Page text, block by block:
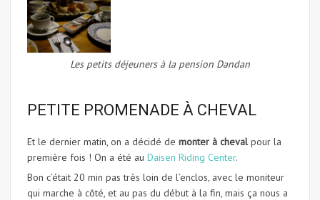
Les petits déjeuners à la pension Dandan
PETITE PROMENADE À CHEVAL
Et le dernier matin, on a décidé de monter à cheval pour la
première fois ! On a été au Daisen Riding Center.
Bon c’était 20 min pas très loin de l’enclos, avec le moniteur
qui marche à côté, et au pas du début à la fin, mais ça nous a